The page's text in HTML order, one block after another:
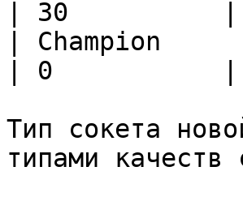
| 30
|
| 0           |
Тип сокета
типами качеств